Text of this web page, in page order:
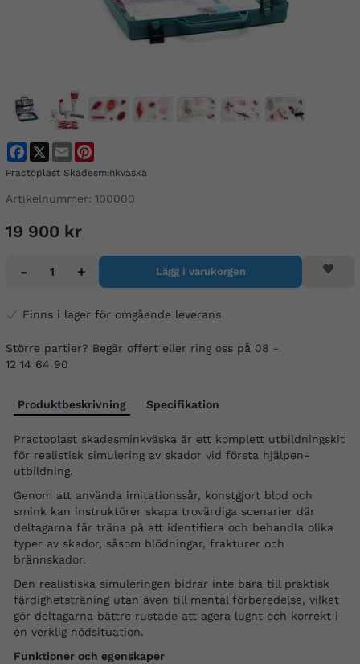
FacebookEmail
Practoplast Skadesminkväska
Artikelnummer: 100000
19 900 kr
- + Lägg i varukorgen
Finns i lager för omgående leverans
Större partier? Begär offert eller ring oss på 08 -
12 14 64 90
Produktbeskrivning Specifikation
Practoplast skadesminkväska är ett komplett utbildningskit
för realistisk simulering av skador vid första hjälpen-
utbildning.
Genom att använda imitationssår, konstgjort blod och
smink kan instruktörer skapa trovärdiga scenarier där
deltagarna får träna på att identifiera och behandla olika
typer av skador, såsom blödningar, frakturer och
brännskador.
Den realistiska simuleringen bidrar inte bara till praktisk
färdighetsträning utan även till mental förberedelse, vilket
gör deltagarna bättre rustade att agera lugnt och korrekt i
en verklig nödsituation.
Funktioner och egenskaper